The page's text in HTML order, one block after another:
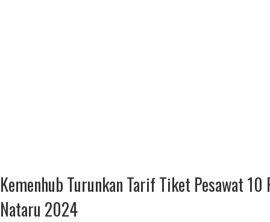
Kemenhub Turunkan Tarif Tiket Pesawat 10
Nataru 2024